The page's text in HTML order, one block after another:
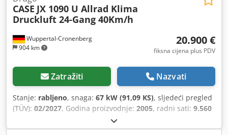
Wuppertal-Cronenberg
904 km
CASE JX 1090 U Allrad Klima
Druckluft 24-Gang 40Km/h
20.900 €
fiksna cijena plus PDV
Zatražiti Nazvati
Stanje: rabljeno, snaga: 67 kW (91,09 KS), sljedeći pregled
(TÜV): 02/2027, Godina proizvodnje: 2005, radni sati: 9.560
kabina, klima uređaj, pogon na sva četiri
kotača,